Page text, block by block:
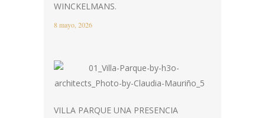
WINCKELMANS.
8 mayo, 2026
VILLA PARQUE UNA PRESENCIA